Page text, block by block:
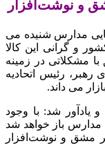
و نوشت‌افزار
مدارس شنیده می‌
و گرانی این کالا
مشکلاتی در زمینه
رهبر، رئیس اتحادیه
می‌ داند.
یادآور شد: با وجود
مدارس باز خواهد شد
مشق و نوشت‌افزار